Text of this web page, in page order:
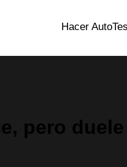
Hacer
pero